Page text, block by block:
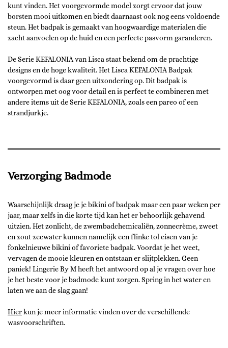
kunt vinden. Het voorgevormde model zorgt ervoor dat jouw
borsten mooi uitkomen en biedt daarnaast ook nog eens voldoende
steun. Het badpak is gemaakt van hoogwaardige materialen die
zacht aanvoelen op de huid en een perfecte pasvorm garanderen.
De Serie KEFALONIA van Lisca staat bekend om de prachtige
designs en de hoge kwaliteit. Het Lisca KEFALONIA Badpak
voorgevormd is daar geen uitzondering op. Dit badpak is
ontworpen met oog voor detail en is perfect te combineren met
andere items uit de Serie KEFALONIA, zoals een pareo of een
strandjurkje.
Verzorging Badmode
Waarschijnlijk draag je je bikini of badpak maar een paar weken per
jaar, maar zelfs in die korte tijd kan het er behoorlijk gehavend
uitzien. Het zonlicht, de zwembadchemicaliën, zonnecrème, zweet
en zout zeewater kunnen namelijk een flinke tol eisen van je
fonkelnieuwe bikini of favoriete badpak. Voordat je het weet,
vervagen de mooie kleuren en ontstaan er slijtplekken. Geen
paniek! Lingerie By M heeft het antwoord op al je vragen over hoe
je het beste voor je badmode kunt zorgen. Spring in het water en
laten we aan de slag gaan!
Hierkun je meer informatie vinden over de verschillende
wasvoorschriften.